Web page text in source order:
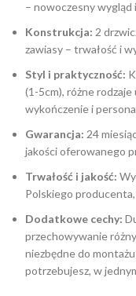
– nowoczesny wygląd
Konstrukcja: 2
zawiasy – trwałość i
Styl i praktyczność:
(1-5cm), różne
wykończenie i
Gwarancja: 24
jakości oferowanego
Trwałość i jakość:
Polskiego
Dodatkowe cechy:
przechowywanie
niezbędne do
potrzebujesz, w